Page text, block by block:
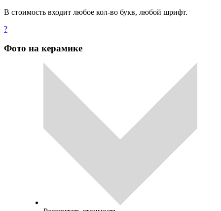
В стоимость входит любое кол-во букв, любой шрифт.
?
Фото на керамике